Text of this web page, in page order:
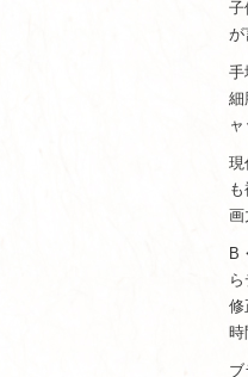
子
が
手
細
現
画
B
修
時